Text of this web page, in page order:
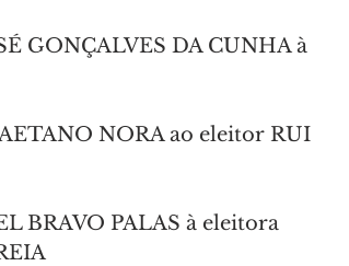
GONÇALVES DA CUNHA à
NORA ao eleitor RUI
BRAVO PALAS à eleitora